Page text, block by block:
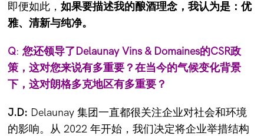
即便如此，如果要描述我的酿酒理念，我认为是：优
雅、清新与纯净。
Q:您还领导了Delaunay Vins & Domaines的CSR政
策，这对您来说有多重要？在当今的气候变化背景
下，这对朗格多克地区有多重要？
J.D: Delaunay 集团一直都很关注企业对社会和环境
的影响。从 2022 年开始，我们决定将企业举措结构